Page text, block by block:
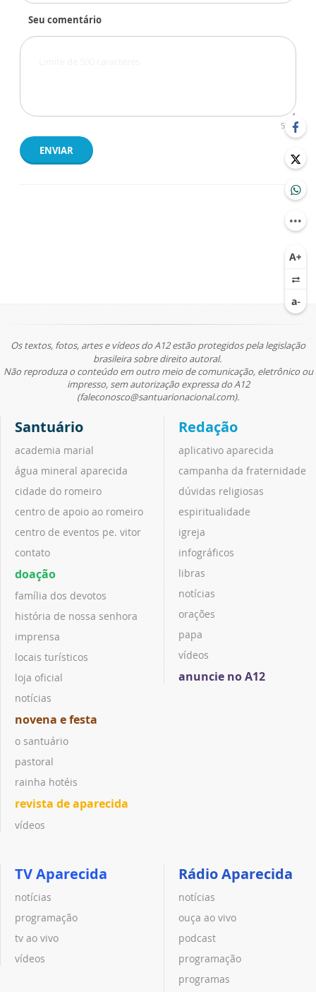
Seu comentário
500
ENVIAR
Os textos, fotos, artes e vídeos do A12 estão protegidos pela legislação
brasileira sobre direito autoral.
Não reproduza o conteúdo em outro meio de comunicação, eletrônico ou
impresso, sem autorização expressa do A12
(faleconosco@santuarionacional.com).
Santuário
academia marial
água mineral aparecida
cidade do romeiro
centro de apoio ao romeiro
centro de eventos pe. vitor
contato
doação
família dos devotos
história de nossa senhora
imprensa
locais turísticos
loja oficial
notícias
novena e festa
o santuário
pastoral
rainha hotéis
revista de aparecida
vídeos
Redação
aplicativo aparecida
campanha da fraternidade
dúvidas religiosas
espiritualidade
igreja
infográficos
libras
notícias
orações
papa
vídeos
anuncie no A12
TV Aparecida
notícias
programação
tv ao vivo
vídeos
Rádio Aparecida
notícias
ouça ao vivo
podcast
programação
programas